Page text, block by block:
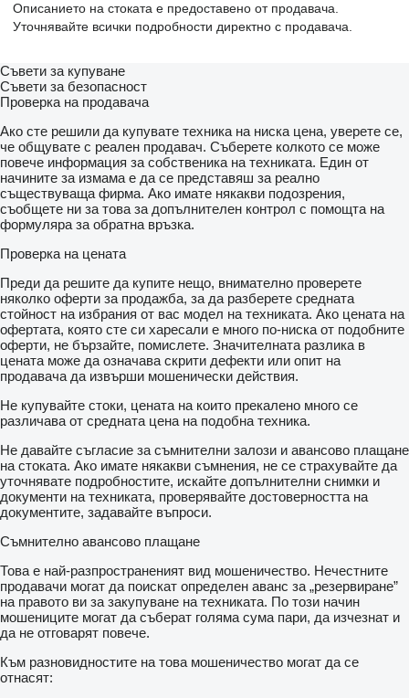
Описанието на стоката е предоставено от продавача.
Уточнявайте всички подробности директно с продавача.
Съвети за купуване
Съвети за безопасност
Проверка на продавача
Ако сте решили да купувате техника на ниска цена, уверете се,
че общувате с реален продавач. Съберете колкото се може
повече информация за собственика на техниката. Един от
начините за измама е да се представяш за реално
съществуваща фирма. Ако имате някакви подозрения,
съобщете ни за това за допълнителен контрол с помощта на
формуляра за обратна връзка.
Проверка на цената
Преди да решите да купите нещо, внимателно проверете
няколко оферти за продажба, за да разберете средната
стойност на избрания от вас модел на техниката. Ако цената на
офертата, която сте си харесали е много по-ниска от подобните
оферти, не бързайте, помислете. Значителната разлика в
цената може да означава скрити дефекти или опит на
продавача да извърши мошенически действия.
Не купувайте стоки, цената на които прекалено много се
различава от средната цена на подобна техника.
Не давайте съгласие за съмнителни залози и авансово плащане
на стоката. Ако имате някакви съмнения, не се страхувайте да
уточнявате подробностите, искайте допълнителни снимки и
документи на техниката, проверявайте достоверността на
документите, задавайте въпроси.
Съмнително авансово плащане
Това е най-разпространеният вид мошеничество. Нечестните
продавачи могат да поискат определен аванс за „резервиране”
на правото ви за закупуване на техниката. По този начин
мошениците могат да съберат голяма сума пари, да изчезнат и
да не отговарят повече.
Към разновидностите на това мошеничество могат да се
отнасят: